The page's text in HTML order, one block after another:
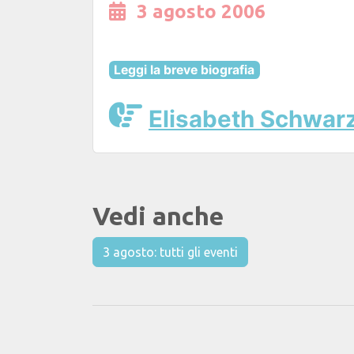
3 agosto 2006
Leggi la breve biografia
Elisabeth
Vedi anche
3 agosto: tutti gli eventi